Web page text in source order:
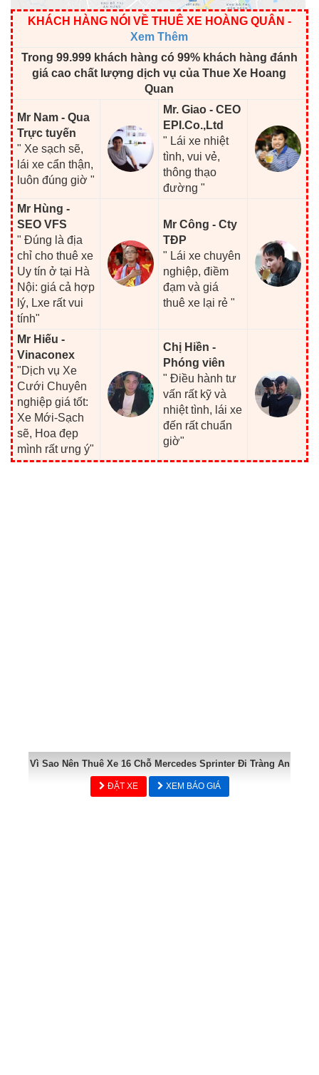
KHÁCH HÀNG NÓI VỀ THUÊ XE HOÀNG QUÂN -
Xem Thêm
Trong 99.999 khách hàng có 99% khách hàng đánh
giá cao chất lượng dịch vụ của Thue Xe Hoang
Quan
Mr Nam - Qua
Trực tuyến
" Xe sạch sẽ,
lái xe cẩn thận,
luôn đúng giờ "
Mr. Giao - CEO
EPI.Co.,Ltd
" Lái xe nhiệt
tình, vui vẻ,
thông thạo
đường "
Mr Hùng -
SEO VFS
" Đúng là địa
chỉ cho thuê xe
Uy tín ở tại Hà
Nội: giá cả hợp
lý, Lxe rất vui
tính"
Mr Công - Cty
TĐP
" Lái xe chuyên
nghiệp, điềm
đạm và giá
thuê xe lại rẻ "
Mr Hiếu -
Vinaconex
"Dịch vụ Xe
Cưới Chuyên
nghiệp giá tốt:
Xe Mới-Sạch
sẽ, Hoa đẹp
mình rất ưng ý"
Chị Hiền -
Phóng viên
" Điều hành tư
vấn rất kỹ và
nhiệt tình, lái xe
đến rất chuẩn
giờ"
Vì Sao Nên Thuê Xe 16 Chỗ Mercedes Sprinter Đi Tràng An
ĐẶT XE XEM BÁO GIÁ